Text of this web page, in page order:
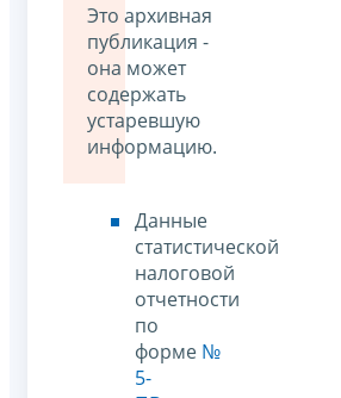
Это архивная
публикация -
она может
содержать
устаревшую
информацию.
Данные
статистической
налоговой
отчетности
по
форме №
5-